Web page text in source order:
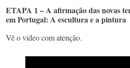
ETAPA 1 – A afirmação das novas
em Portugal: A escultura e a pintura
Vê o vídeo com atenção.